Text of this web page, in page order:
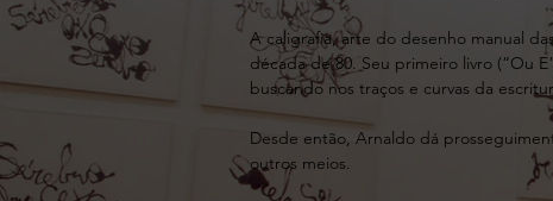
A caligrafia, arte do desenho manual
década de 80. Seu primeiro livro (“Ou
buscando nos traços e curvas da
Desde então, Arnaldo dá
outros meios.